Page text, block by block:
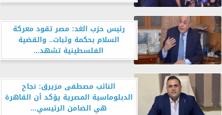
رئيس حزب الغد: مصر تقود معركة
السلام بحكمة وثبات.. والقضية
الفلسطينية تشهد...
النائب مصطفى مزيرق: نجاح
الدبلوماسية المصرية يؤكد أن القاهرة
هي الضامن الرئيسي...